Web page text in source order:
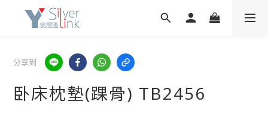
分享到
卧床枕墊(踝骨) TB2456